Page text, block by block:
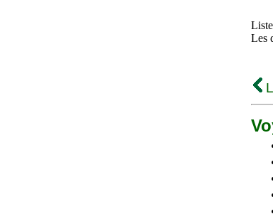
Les